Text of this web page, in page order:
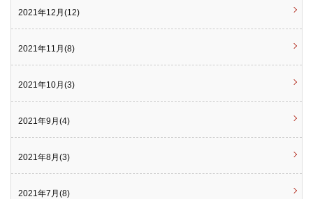
2021年12月(12)
2021年11月(8)
2021年10月(3)
2021年9月(4)
2021年8月(3)
2021年7月(8)